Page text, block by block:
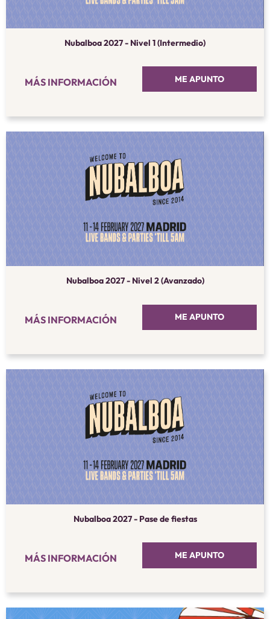
Nubalboa 2027 - Nivel 1 (Intermedio)
MÁS INFORMACIÓN ME APUNTO
Nubalboa 2027 - Nivel 2 (Avanzado)
MÁS INFORMACIÓN ME APUNTO
Nubalboa 2027 - Pase de fiestas
MÁS INFORMACIÓN ME APUNTO